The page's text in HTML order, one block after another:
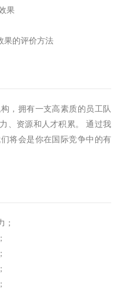
果
果的评价方法
，拥有一支高素质的员工队
、资源和人才积累。 通过我
将会是你在国际竞争中的有
；